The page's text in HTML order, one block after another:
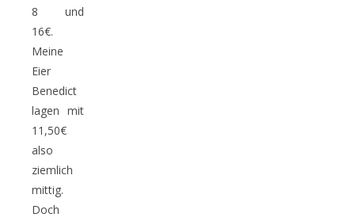
8 und
16€.
Meine
Eier
Benedict
lagen mit
11,50€
also
ziemlich
mittig.
Doch